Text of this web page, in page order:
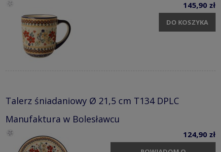
145,90 zł
DO KOSZYKA
Talerz śniadaniowy Ø 21,5 cm T134 DPLC
Manufaktura w Bolesławcu
124,90 zł